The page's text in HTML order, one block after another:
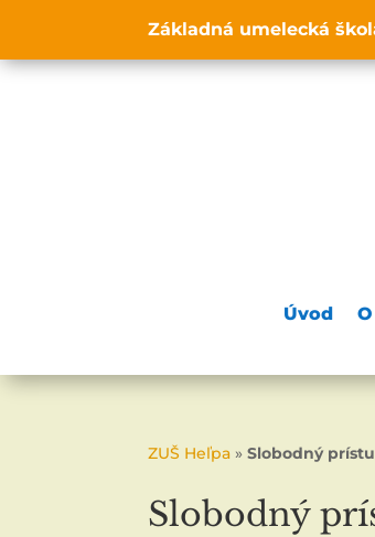
Základná umelecká
Úvod
ZUŠ Heľpa »Slobodný
Slobodný